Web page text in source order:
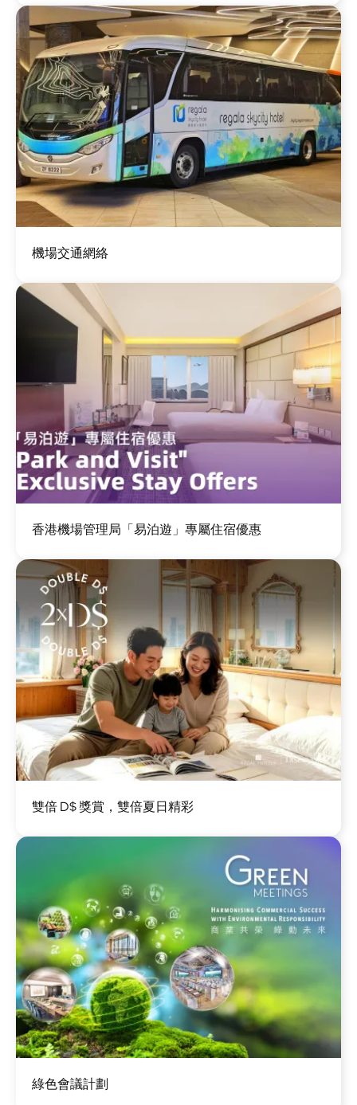
機場交通網絡
香港機場管理局「易泊遊」專屬住宿優惠
雙倍 D$ 獎賞，雙倍夏日精彩
綠色會議計劃